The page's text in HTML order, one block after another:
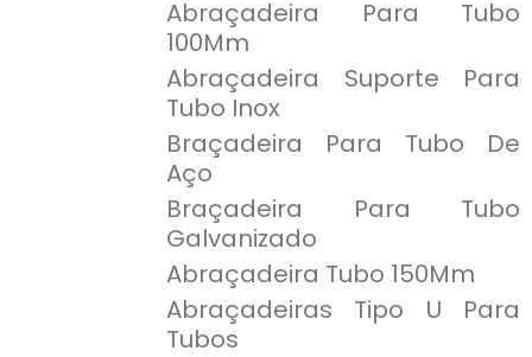
Abraçadeira Para Tubo
100Mm
Abraçadeira Suporte Para
Tubo Inox
Braçadeira Para Tubo De
Aço
Braçadeira Para Tubo
Galvanizado
Abraçadeira Tubo 150Mm
Abraçadeiras Tipo U Para
Tubos